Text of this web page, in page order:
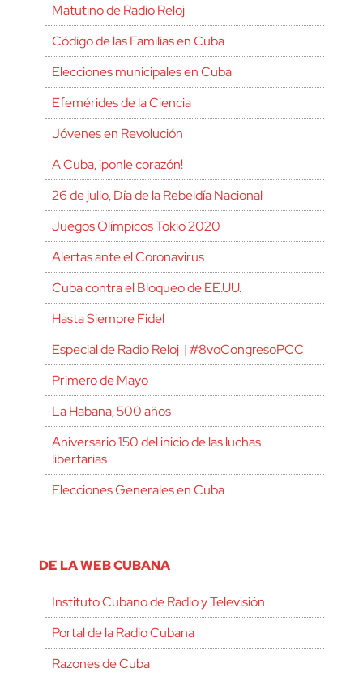
Matutino de Radio Reloj
Código de las Familias en Cuba
Elecciones municipales en Cuba
Efemérides de la Ciencia
Jóvenes en Revolución
A Cuba, ¡ponle corazón!
26 de julio, Día de la Rebeldía Nacional
Juegos Olímpicos Tokio 2020
Alertas ante el Coronavirus
Cuba contra el Bloqueo de EE.UU.
Hasta Siempre Fidel
Especial de Radio Reloj | #8voCongresoPCC
Primero de Mayo
La Habana, 500 años
Aniversario 150 del inicio de las luchas
libertarias
Elecciones Generales en Cuba
DE LA WEB CUBANA
Instituto Cubano de Radio y Televisión
Portal de la Radio Cubana
Razones de Cuba